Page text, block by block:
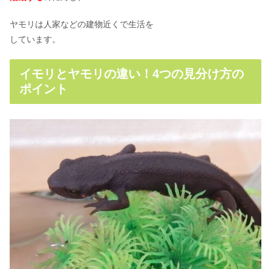
ヤモリは人家などの建物近くで生活を
しています。
イモリとヤモリの違い！4つの見分け方の
ポイント